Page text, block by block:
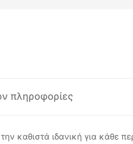
πληροφορίες
καθιστά ιδανική για κάθε